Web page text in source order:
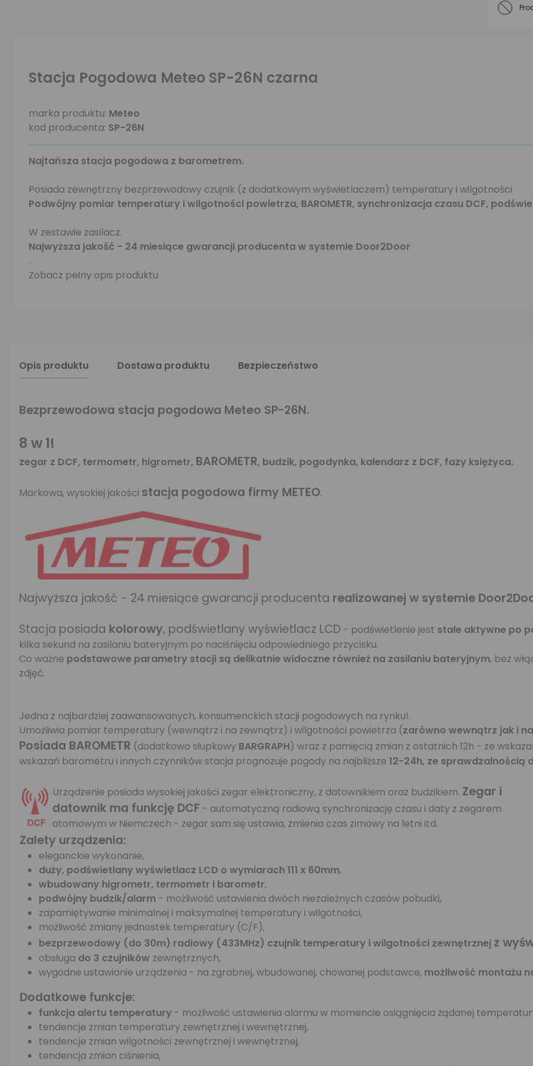
Stacja Pogodowa Meteo SP-26N czarna
marka produktu: Meteo
kod producenta: SP-26N
Najtańsza stacja pogodowa z barometrem.
Posiada zewnętrzny bezprzewodowy czujnik (z dodatkowym wyświetlaczem) temperatury i wilgotności
Podwójny pomiar temperatury i wilgotności powietrza, BAROMETR, synchronizacja czasu DCF,
W zestawie zasilacz.
Najwyższa jakość - 24 miesiące gwarancji producenta w systemie Door2Door
.
Zobacz pełny opis produktu
Opis produktu Dostawa produktu Bezpieczeństwo
Bezprzewodowa stacja pogodowa Meteo SP-26N.
8 w 1!
zegar z DCF, termometr, higrometr, BAROMETR, budzik, pogodynka, kalendarz z DCF, fazy księżyca.
Markowa, wysokiej jakości stacja pogodowa firmy METEO.
Najwyższa jakość - 24 miesiące gwarancji producenta realizowanej w systemie
Stacja posiada kolorowy, podświetlany wyświetlacz LCD - podświetlenie jest stale aktywne po
kilka sekund na zasilaniu bateryjnym po naciśnięciu odpowiedniego przycisku.
Co ważne podstawowe parametry stacji są delikatnie widoczne również na zasilaniu bateryjnym, bez
zdjęć.
Jedna z najbardziej zaawansowanych, konsumenckich stacji pogodowych na rynku!.
Umożliwia pomiar temperatury (wewnątrz i na zewnątrz) i wilgotności powietrza (zarówno wewnątrz jak i na
Posiada BAROMETR (dodatkowo słupkowy BARGRAPH) wraz z pamięcią zmian z ostatnich 12h - ze
wskazań barometru i innych czynników stacja prognozuje pogody na najbliższe 12-24h, ze sprawdzalnością
Urządzenie posiada wysokiej jakości zegar elektroniczny, z datownikiem oraz budzikiem. Zegar i
datownik ma funkcję DCF - automatyczną radiową synchronizację czasu i daty z zegarem
atomowym w Niemczech - zegar sam się ustawia, zmienia czas zimowy na letni itd.
Zalety urządzenia:
eleganckie wykonanie,
duży, podświetlany wyświetlacz LCD o wymiarach 111 x 60mm,
wbudowany higrometr, termometr i barometr,
podwójny budzik/alarm - możliwość ustawienia dwóch niezależnych czasów pobudki,
zapamiętywanie minimalnej i maksymalnej temperatury i wilgotności,
możliwość zmiany jednostek temperatury (C/F),
bezprzewodowy (do 30m) radiowy (433MHz) czujnik temperatury i wilgotności zewnętrznej z
obsługa do 3 czujników zewnętrznych,
wygodne ustawianie urządzenia - na zgrabnej, wbudowanej, chowanej podstawce, możliwość montażu
Dodatkowe funkcje:
funkcja alertu temperatury - możliwość ustawienia alarmu w momencie osiągnięcia żądanej
tendencje zmian temperatury zewnętrznej i wewnętrznej,
tendencje zmian wilgotności zewnętrznej i wewnętrznej,
tendencja zmian ciśnienia,